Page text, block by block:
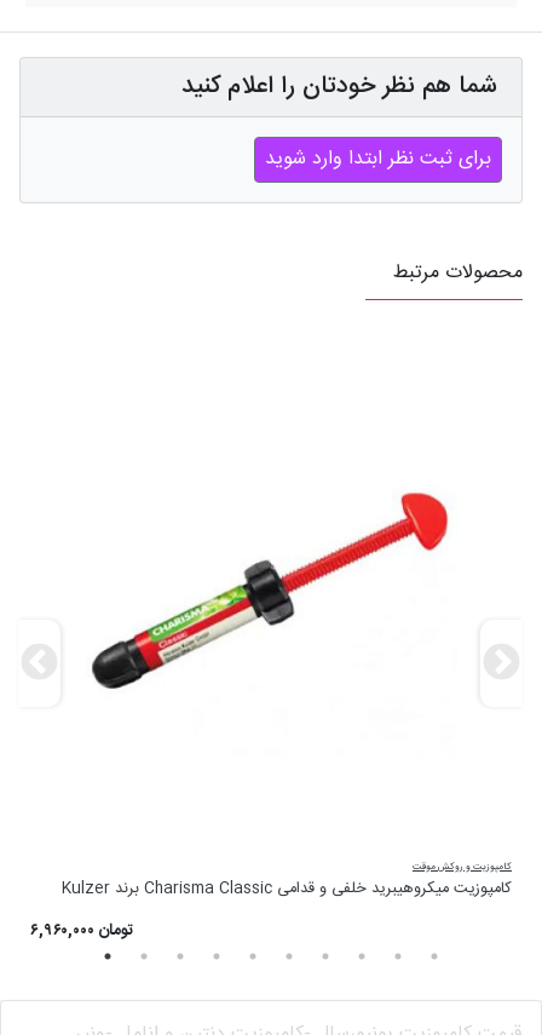
شما هم نظر خودتان را اعلام کنید
برای ثبت نظر ابتدا وارد شوید
محصولات مرتبط
کامپوزیت و روکش موقت
کامپوزیت میکروهیبرید خلفی و قدامی Charisma Classic برند Kulzer
۶,۹۶۰,۰۰۰ تومان